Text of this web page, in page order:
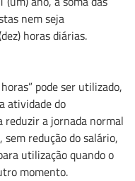
nem seja
horas diárias.
pode ser utilizado,
atividade do
reduzir a jornada normal
redução do salário,
utilização quando o
momento.